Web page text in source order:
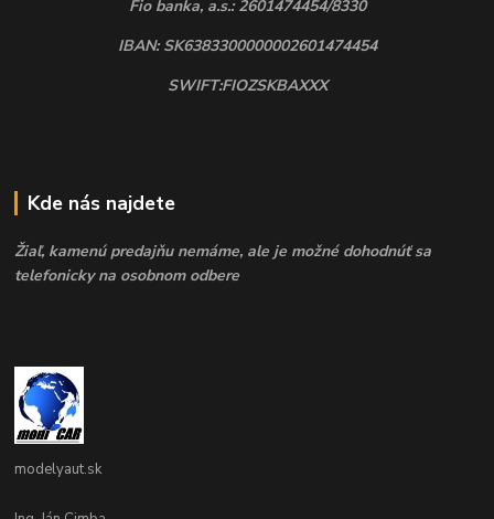
Fio banka, a.s.: 2601474454/8330
IBAN: SK6383300000002601474454
SWIFT:FIOZSKBAXXX
Kde nás najdete
Žiaľ, kamenú predajňu nemáme, ale je možné dohodnúť sa
telefonicky na osobnom odbere
modelyaut.sk